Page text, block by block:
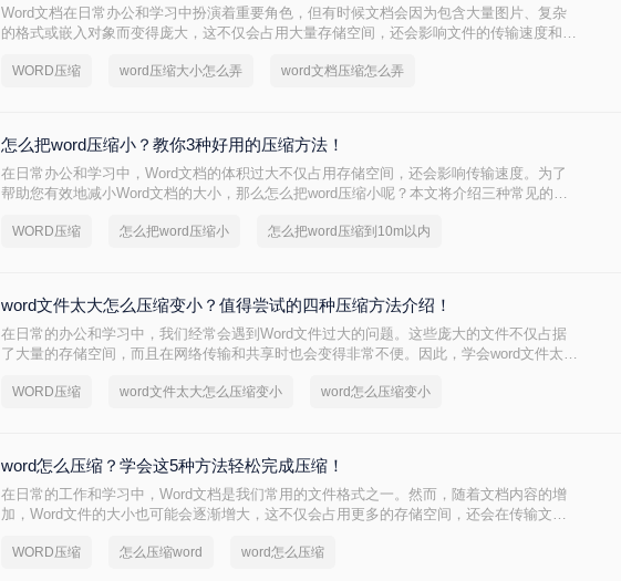
Word文档在日常办公和学习中扮演着重要角色，但有时候文档会因为包含大量图片、复杂
的格式或嵌入对象而变得庞大，这不仅会占用大量存储空间，还会影响文件的传输速度和打
文将介绍两种压缩Word文档大小的方法。
WORD压缩 word压缩大小怎么弄 word文档压缩怎么弄
怎么把word压缩小？教你3种好用的压缩方法！
在日常办公和学习中，Word文档的体积过大不仅占用存储空间，还会影响传输速度。为了
帮助您有效地减小Word文档的大小，那么怎么把word压缩小呢？本文将介绍三种常见的压
WORD压缩 怎么把word压缩小 怎么把word压缩到10m以内
word文件太大怎么压缩变小？值得尝试的四种压缩方法介绍！
在日常的办公和学习中，我们经常会遇到Word文件过大的问题。这些庞大的文件不仅占据
了大量的存储空间，而且在网络传输和共享时也会变得非常不便。因此，学会word文件太大
文件过大的问题。
WORD压缩 word文件太大怎么压缩变小 word怎么压缩变小
word怎么压缩？学会这5种方法轻松完成压缩！
在日常的工作和学习中，Word文档是我们常用的文件格式之一。然而，随着文档内容的增
加，Word文件的大小也可能会逐渐增大，这不仅会占用更多的存储空间，还会在传输文件
的方法，帮助您优化文件的存储和传输。
WORD压缩 怎么压缩word word怎么压缩